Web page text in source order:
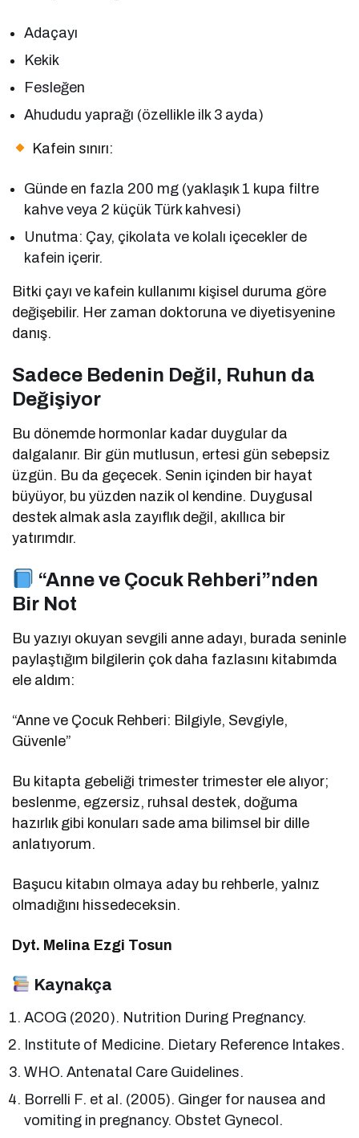
Adaçayı
Kekik
Fesleğen
Ahududu yaprağı (özellikle ilk 3 ayda)
Kafein sınırı:
Günde en fazla 200 mg (yaklaşık 1 kupa filtre
kahve veya 2 küçük Türk kahvesi)
Unutma: Çay, çikolata ve kolalı içecekler de
kafein içerir.
Bitki çayı ve kafein kullanımı kişisel duruma göre
değişebilir. Her zaman doktoruna ve diyetisyenine
danış.
Sadece Bedenin Değil, Ruhun da
Değişiyor
Bu dönemde hormonlar kadar duygular da
dalgalanır. Bir gün mutlusun, ertesi gün sebepsiz
üzgün. Bu da geçecek. Senin içinden bir hayat
büyüyor, bu yüzden nazik ol kendine. Duygusal
destek almak asla zayıflık değil, akıllıca bir
yatırımdır.
“Anne ve Çocuk Rehberi”nden
Bir Not
Bu yazıyı okuyan sevgili anne adayı, burada seninle
paylaştığım bilgilerin çok daha fazlasını kitabımda
ele aldım:
“Anne ve Çocuk Rehberi: Bilgiyle, Sevgiyle,
Güvenle”
Bu kitapta gebeliği trimester trimester ele alıyor;
beslenme, egzersiz, ruhsal destek, doğuma
hazırlık gibi konuları sade ama bilimsel bir dille
anlatıyorum.
Başucu kitabın olmaya aday bu rehberle, yalnız
olmadığını hissedeceksin.
Dyt. Melina Ezgi Tosun
Kaynakça
ACOG (2020). Nutrition During Pregnancy.
Institute of Medicine. Dietary Reference Intakes.
WHO. Antenatal Care Guidelines.
Borrelli F. et al. (2005). Ginger for nausea and
vomiting in pregnancy. Obstet Gynecol.